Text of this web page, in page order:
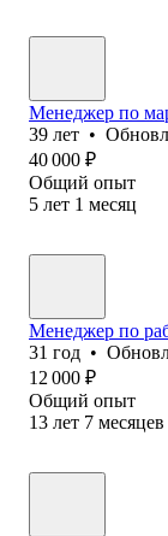
Менеджер по
39 лет •
40 000 ₽
Общий опыт
5 лет 1 месяц
Менеджер по
31 год •
12 000 ₽
Общий опыт
13 лет 7 месяцев